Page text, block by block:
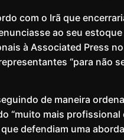
com o Irã que
ao seu
à Associated Press
“para não
de maneira
“muito mais profissional
defendiam uma